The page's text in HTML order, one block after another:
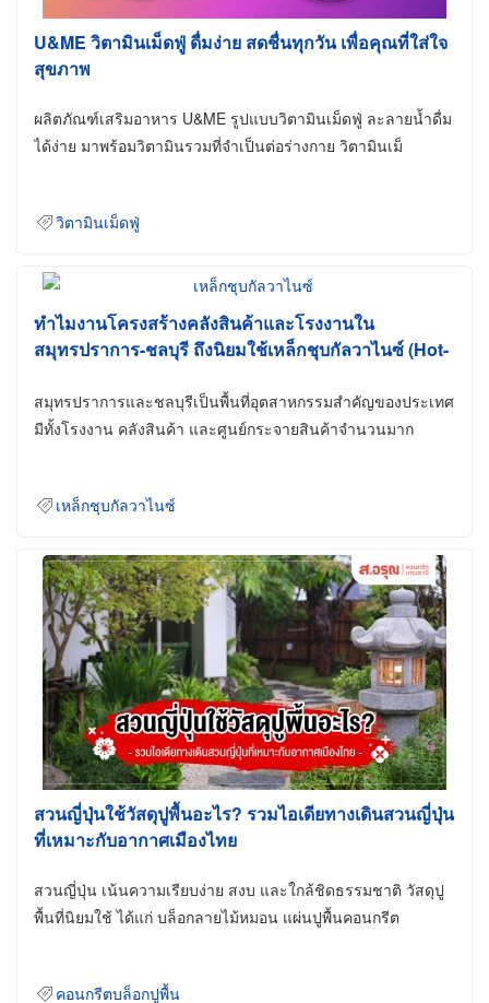
U&ME วิตามินเม็ดฟู่ ดื่มง่าย สดชื่นทุกวัน เพื่อคุณที่ใส่ใจ
สุขภาพ
ผลิตภัณฑ์เสริมอาหาร U&ME รูปแบบวิตามินเม็ดฟู่ ละลายน้ำดื่ม
ได้ง่าย มาพร้อมวิตามินรวมที่จำเป็นต่อร่างกาย วิตามินเม็
วิตามินเม็ดฟู่
ทำไมงานโครงสร้างคลังสินค้าและโรงงานใน
สมุทรปราการ-ชลบุรี ถึงนิยมใช้เหล็กชุบกัลวาไนซ์ (Hot-
สมุทรปราการและชลบุรีเป็นพื้นที่อุตสาหกรรมสำคัญของประเทศ
มีทั้งโรงงาน คลังสินค้า และศูนย์กระจายสินค้าจำนวนมาก
เหล็กชุบกัลวาไนซ์
สวนญี่ปุ่นใช้วัสดุปูพื้นอะไร? รวมไอเดียทางเดินสวนญี่ปุ่น
ที่เหมาะกับอากาศเมืองไทย
สวนญี่ปุ่น เน้นความเรียบง่าย สงบ และใกล้ชิดธรรมชาติ วัสดุปู
พื้นที่นิยมใช้ ได้แก่ บล็อกลายไม้หมอน แผ่นปูพื้นคอนกรีต
คอนกรีตบล็อกปูพื้น